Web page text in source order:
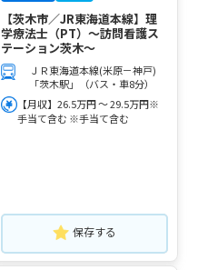
【茨木市／JR東海道本線】理
学療法士（PT）～訪問看護ス
テーション茨木～
ＪＲ東海道本線(米原－神戸)
「茨木駅」（バス・車8分）
【月収】26.5万円 ～ 29.5万円※
手当て含む ※手当て含む
保存する